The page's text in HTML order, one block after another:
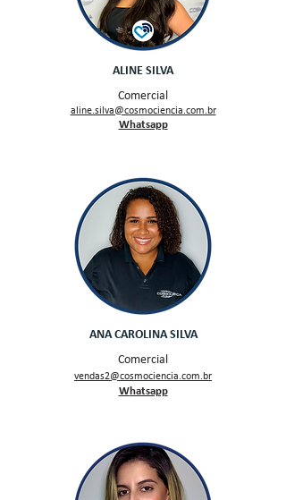
ALINE SILVA
Comercial
aline.silva@cosmociencia.com.br
Whatsapp
ANA CAROLINA SILVA
Comercial
vendas2@cosmociencia.com.br
Whatsapp